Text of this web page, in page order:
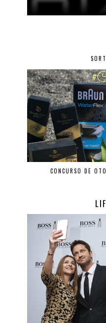
CONCURSO DE